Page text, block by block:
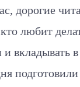
дорогие
любит
вкладывать